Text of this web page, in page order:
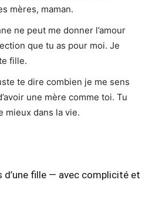
mères, maman.
ne peut me donner l’amour
que tu as pour moi. Je
fille.
te dire combien je me sens
une mère comme toi. Tu
mieux dans la vie.
d’une fille — avec complicité et